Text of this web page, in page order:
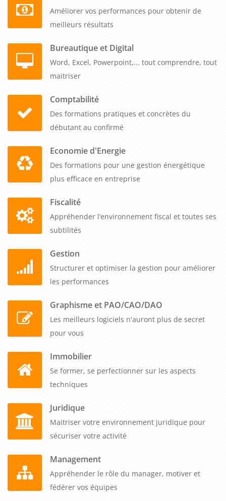
civile ou de droit des sociétés, de se conformer aux
professionnels à mieux comprendre et à mieux gérer les
enjeux juridiques de leur entreprise.
Améliorer vos performances pour obtenir de
meilleurs résultats
Bureautique et Digital
Word, Excel, Powerpoint,... tout comprendre, tout
maitriser
Comptabilité
Des formations pratiques et concrètes du
débutant au confirmé
Economie d'Energie
Des formations pour une gestion énergétique
plus efficace en entreprise
Fiscalité
Appréhender l’environnement fiscal et toutes ses
subtilités
Gestion
Structurer et optimiser la gestion pour améliorer
les performances
Graphisme et PAO/CAO/DAO
Les meilleurs logiciels n'auront plus de secret
pour vous
Immobilier
Se former, se perfectionner sur les aspects
techniques
Juridique
Maitriser votre environnement juridique pour
sécuriser votre activité
Management
Appréhender le rôle du manager, motiver et
fédérer vos équipes